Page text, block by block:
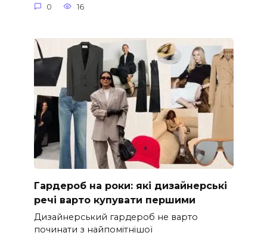
0 16
Гардероб на роки: які дизайнерські
речі варто купувати першими
Дизайнерський гардероб не варто
починати з найпомітнішої